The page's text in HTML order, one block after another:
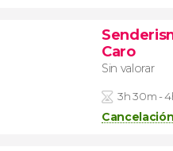
Caro
Sin valorar
3h 30m -